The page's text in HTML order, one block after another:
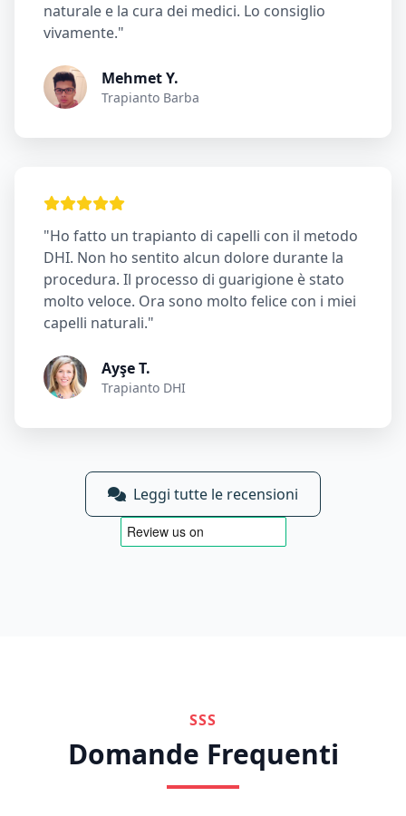
naturale e la cura dei medici. Lo consiglio
vivamente."
Mehmet Y.
Trapianto Barba
"Ho fatto un trapianto di capelli con il metodo
DHI. Non ho sentito alcun dolore durante la
procedura. Il processo di guarigione è stato
molto veloce. Ora sono molto felice con i miei
capelli naturali."
Ayşe T.
Trapianto DHI
Leggi tutte le recensioni
SSS
Domande Frequenti